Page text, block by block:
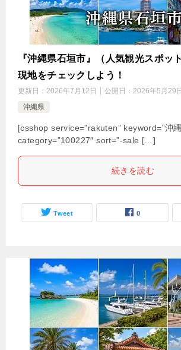
『沖縄県石垣市』（人気観光スポッ
現地をチェックしよう！
更新日： 2026年7月12日 公開日： 2026年5月29日
沖縄県
[csshop service=”rakuten” keyword=”沖
category=”100227″ sort=”-sale […]
続きを読む
Tweet 0